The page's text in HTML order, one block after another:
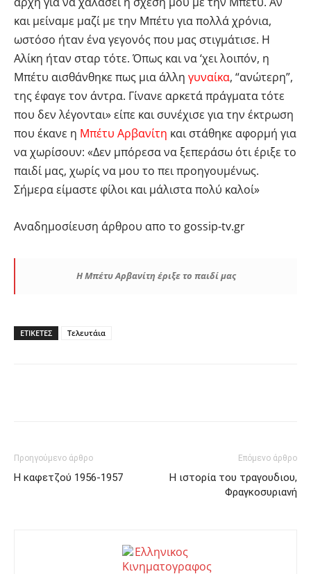
και μείναμε μαζί με την Μπέτυ για πολλά χρόνια,
ωστόσο ήταν ένα γεγονός που μας στιγμάτισε. Η
Αλίκη ήταν σταρ τότε. Όπως και να ‘χει λοιπόν, η
Μπέτυ αισθάνθηκε πως μια άλλη γυναίκα, “ανώτερη”,
της έφαγε τον άντρα. Γίνανε αρκετά πράγματα τότε
που δεν λέγονται» είπε και συνέχισε για την έκτρωση
που έκανε η Μπέτυ Αρβανίτη και στάθηκε αφορμή για
να χωρίσουν: «Δεν μπόρεσα να ξεπεράσω ότι έριξε το
παιδί μας, χωρίς να μου το πει προηγουμένως.
Σήμερα είμαστε φίλοι και μάλιστα πολύ καλοί»
Αναδημοσίευση άρθρου απο το gossip-tv.gr
Η Μπέτυ Αρβανίτη έριξε το παιδί μας
ΕΤΙΚΕΤΕΣ Τελευτάια
Προηγούμενο άρθρο
Η καφετζού 1956-1957
Επόμενο άρθρο
Η ιστορία του τραγουδιου,
Φραγκοσυριανή